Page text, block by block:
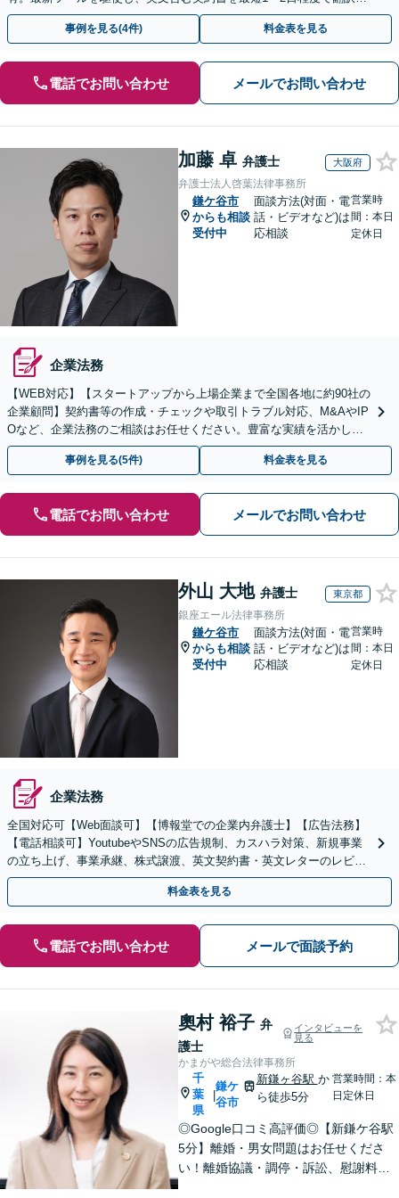
レビュー。大手中小・外資系企業の顧問可
事例を見る(4件) 料金表を見る
電話でお問い合わせ メールでお問い合わせ
加藤 卓 弁護士 大阪府
弁護士法人啓葉法律事務所
鎌ケ谷市
からも相談
受付中
面談方法(対面・電
話・ビデオなど)は
応相談
営業時
間：本日
定休日
企業法務
【WEB対応】【スタートアップから上場企業まで全国各地に約90社の
企業顧問】契約書等の作成・チェックや取引トラブル対応、M&AやIP
Oなど、企業法務のご相談はお任せください。豊富な実績を活かし的
確に対応を進めてまいります。
事例を見る(5件) 料金表を見る
電話でお問い合わせ メールでお問い合わせ
外山 大地 弁護士 東京都
銀座エール法律事務所
鎌ケ谷市
からも相談
受付中
面談方法(対面・電
話・ビデオなど)は
応相談
営業時
間：本日
定休日
企業法務
全国対応可【Web面談可】【博報堂での企業内弁護士】【広告法務】
【電話相談可】YoutubeやSNSの広告規制、カスハラ対策、新規事業
の立ち上げ、事業承継、株式譲渡、英文契約書・英文レターのレビュ
ー・ドラフトなどに対応。
料金表を見る
電話でお問い合わせ メールで面談予約
奧村 裕子 弁
護士
インタビューを
見る
かまがや総合法律事務所
千
葉
県
|
鎌ケ
谷市
新鎌ヶ谷駅 か
ら徒歩5分
営業時間：本
日定休日
◎Google口コミ高評価◎【新鎌ケ谷駅
5分】離婚・男女問題はお任せくださ
い！離婚協議・調停・訴訟、慰謝料、